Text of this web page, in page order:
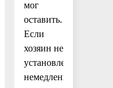
мог
оставить.
Если
хозяин не
установлен,
немедленно